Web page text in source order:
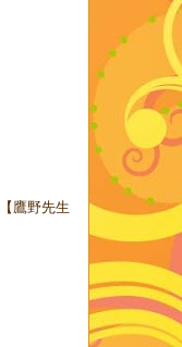
鷹野先生